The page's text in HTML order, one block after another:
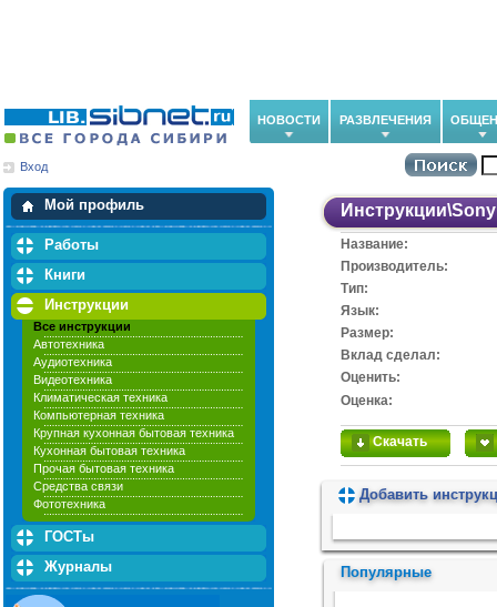
НОВОСТИ РАЗВЛЕЧЕНИЯ
Вход
Мой профиль
Мои закладки
Работы
Книги
Инструкции
Все инструкции
Автотехника
Аудиотехника
Видеотехника
Климатическая техника
Компьютерная техника
Крупная кухонная бытовая техника
Кухонная бытовая техника
Прочая бытовая техника
Средства связи
Фототехника
ГОСТы
Журналы
Инструкции\Sony
Название:
Производитель:
Тип:
Язык:
Размер:
Вклад сделал:
Оценить:
Оценка:
Скачать
Добавить
Популярные